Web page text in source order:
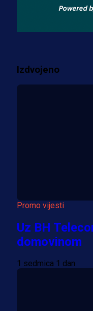
za
prostorije
Izdvojeno
Promo vijesti
Uz BH
domovinom
1 sedmica 1 dan